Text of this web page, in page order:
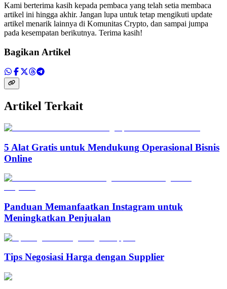
Kami berterima kasih kepada pembaca yang telah setia membaca
artikel ini hingga akhir. Jangan lupa untuk tetap mengikuti update
artikel menarik lainnya di Komunitas Crypto, dan sampai jumpa
pada kesempatan berikutnya. Terima kasih!
Bagikan Artikel
Artikel Terkait
5 Alat Gratis untuk Mendukung Operasional Bisnis
Online
Panduan Memanfaatkan Instagram untuk
Meningkatkan Penjualan
Tips Negosiasi Harga dengan Supplier